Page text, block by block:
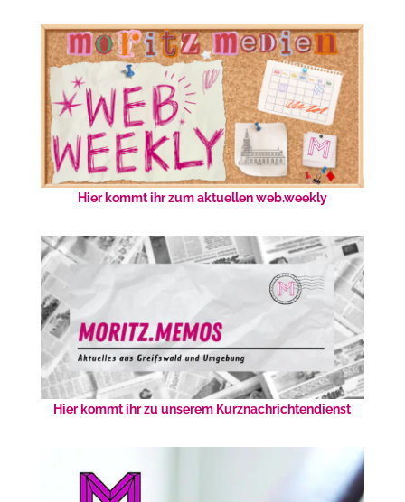
Hier kommt ihr zum aktuellen web.weekly
Hier kommt ihr zu unserem Kurznachrichtendienst